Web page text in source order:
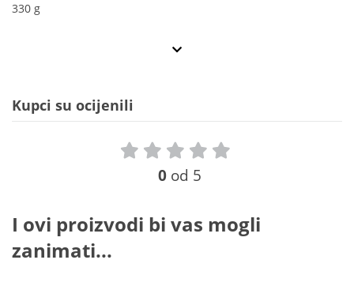
330 g
Kupci su ocijenili
0 od 5
I ovi proizvodi bi vas mogli
zanimati...